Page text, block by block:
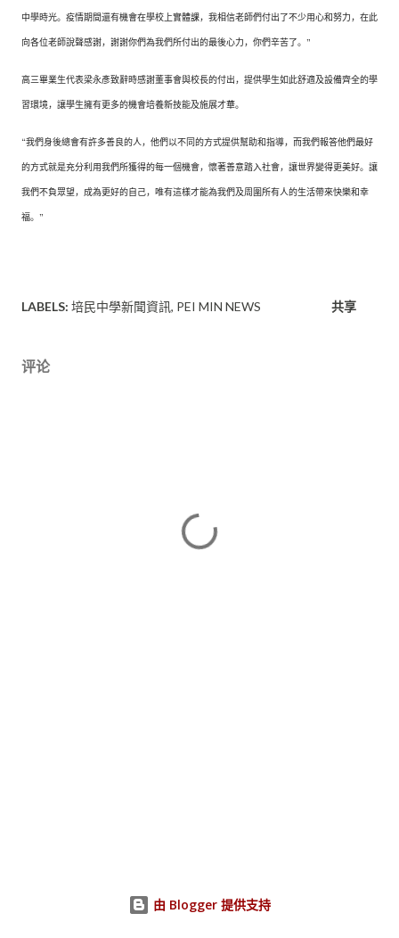
中學時光。疫情期間還有機會在學校上實體課，我相信老師們付出了不少用心和努力，在此
向各位老師說聲感謝，謝謝你們為我們所付出的最後心力，你們辛苦了。”
高三畢業生代表梁永彥致辭時感謝董事會與校長的付出，提供學生如此舒適及設備齊全的學
習環境，讓學生擁有更多的機會培養新技能及施展才華。
“我們身後總會有許多善良的人，他們以不同的方式提供幫助和指導，而我們報答他們最好
的方式就是充分利用我們所獲得的每一個機會，懷著善意踏入社會，讓世界變得更美好。讓
我們不負眾望，成為更好的自己，唯有這樣才能為我們及周圍所有人的生活帶來快樂和幸
福。”
LABELS: 培民中學新聞資訊 PEI MIN NEWS 共享
评论
由 Blogger 提供支持